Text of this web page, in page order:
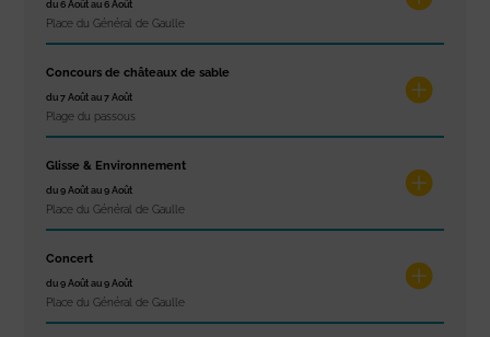
du 6 Août au 6 Août
Place du Général de Gaulle
Concours de châteaux de sable
du 7 Août au 7 Août
Plage du passous
Glisse & Environnement
du 9 Août au 9 Août
Place du Général de Gaulle
Concert
du 9 Août au 9 Août
Place du Général de Gaulle